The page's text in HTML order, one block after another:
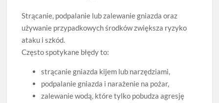
Strącanie, podpalanie lub zalewanie gniazda oraz
używanie przypadkowych środków zwiększa ryzyko
ataku i szkód.
Często spotykane błędy to:
strącanie gniazda kijem lub narzędziami,
podpalanie gniazda i narażenie na pożar,
zalewanie wodą, które tylko pobudza agresję